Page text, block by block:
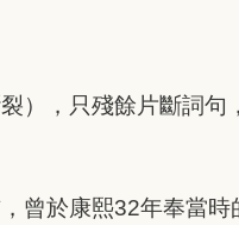
），只殘餘片斷詞
曾於康熙32年奉當時